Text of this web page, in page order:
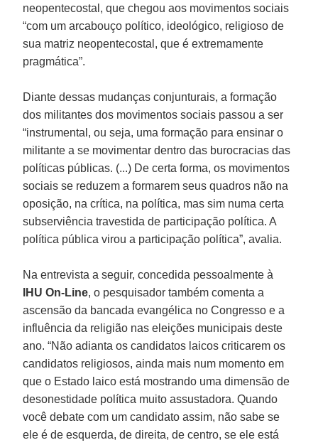
neopentecostal, que chegou aos movimentos sociais
“com um arcabouço político, ideológico, religioso de
sua matriz neopentecostal, que é extremamente
pragmática”.
Diante dessas mudanças conjunturais, a formação
dos militantes dos movimentos sociais passou a ser
“instrumental, ou seja, uma formação para ensinar o
militante a se movimentar dentro das burocracias das
políticas públicas. (...) De certa forma, os movimentos
sociais se reduzem a formarem seus quadros não na
oposição, na crítica, na política, mas sim numa certa
subserviência travestida de participação política. A
política pública virou a participação política”, avalia.
Na entrevista a seguir, concedida pessoalmente à
IHU On-Line, o pesquisador também comenta a
ascensão da bancada evangélica no Congresso e a
influência da religião nas eleições municipais deste
ano. “Não adianta os candidatos laicos criticarem os
candidatos religiosos, ainda mais num momento em
que o Estado laico está mostrando uma dimensão de
desonestidade política muito assustadora. Quando
você debate com um candidato assim, não sabe se
ele é de esquerda, de direita, de centro, se ele está